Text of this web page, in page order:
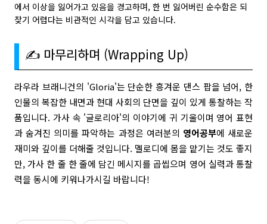
에서 이상을 잃어가고 있음을 경고하며, 한 번 잃어버린 순수함은 되
찾기 어렵다는 비관적인 시각을 담고 있습니다.
✍️ 마무리하며 (Wrapping Up)
라우라 브래니건의 'Gloria'는 단순한 흥겨운 댄스 팝을 넘어, 한
인물의 복잡한 내면과 현대 사회의 단면을 깊이 있게 통찰하는 작
품입니다. 가사 속 '글로리아'의 이야기에 귀 기울이며 영어 표현
과 숨겨진 의미를 파악하는 과정은 여러분의 영어공부에 새로운
재미와 깊이를 더해줄 것입니다. 멜로디에 몸을 맡기는 것도 좋지
만, 가사 한 줄 한 줄에 담긴 메시지를 곱씹으며 영어 실력과 통찰
력을 동시에 키워나가시길 바랍니다!